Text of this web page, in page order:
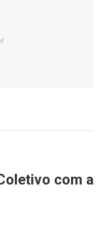
com a